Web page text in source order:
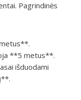
Pagrindinės
**5 metus**.
išduodami